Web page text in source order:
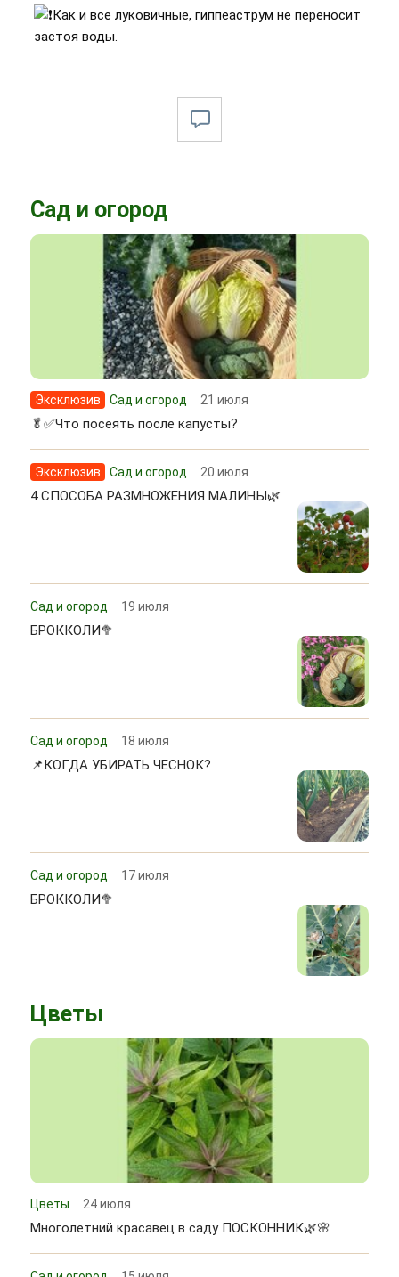
Как и все луковичные, гиппеаструм не переносит
застоя воды.
Сад и огород
Эксклюзив Сад и огород 21 июля
🥬✅Что посеять после капусты?
Эксклюзив Сад и огород 20 июля
4 СПОСОБА РАЗМНОЖЕНИЯ МАЛИНЫ🌿
Сад и огород 19 июля
БРОККОЛИ🥦
Сад и огород 18 июля
📌КОГДА УБИРАТЬ ЧЕСНОК?
Сад и огород 17 июля
БРОККОЛИ🥦
Цветы
Цветы 24 июля
Многолетний красавец в саду ПОСКОННИК🌿🌸